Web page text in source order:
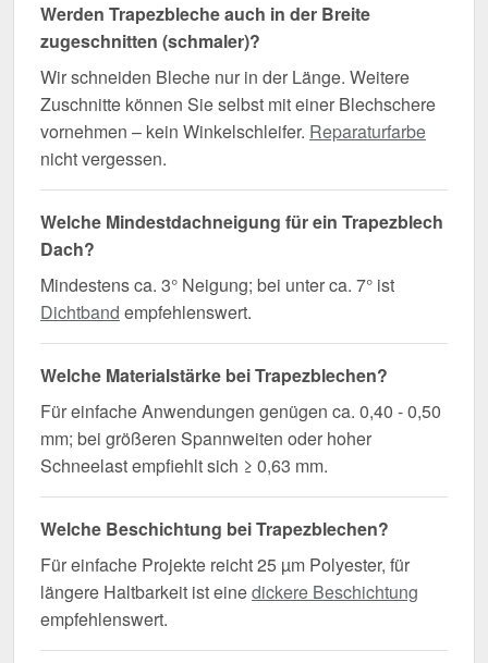
Werden Trapezbleche auch in der Breite
zugeschnitten (schmaler)?
Wir schneiden Bleche nur in der Länge. Weitere
Zuschnitte können Sie selbst mit einer Blechschere
vornehmen – kein Winkelschleifer. Reparaturfarbe
nicht vergessen.
Welche Mindestdachneigung für ein Trapezblech
Dach?
Mindestens ca. 3° Neigung; bei unter ca. 7° ist
Dichtband empfehlenswert.
Welche Materialstärke bei Trapezblechen?
Für einfache Anwendungen genügen ca. 0,40 - 0,50
mm; bei größeren Spannweiten oder hoher
Schneelast empfiehlt sich ≥ 0,63 mm.
Welche Beschichtung bei Trapezblechen?
Für einfache Projekte reicht 25 µm Polyester, für
längere Haltbarkeit ist einedickere Beschichtung
empfehlenswert.